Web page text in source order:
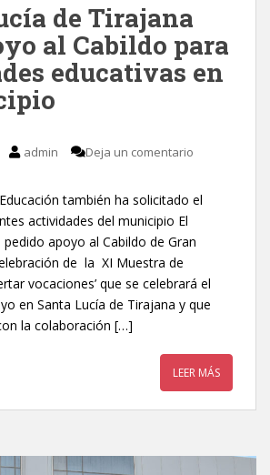
de Tirajana
al Cabildo para
educativas en
admin Deja un comentario
también ha solicitado el
actividades del municipio El
apoyo al Cabildo de Gran
de la XI Muestra de
vocaciones’ que se celebrará el
en Santa Lucía de Tirajana y que
la colaboración […]
LEER MÁS